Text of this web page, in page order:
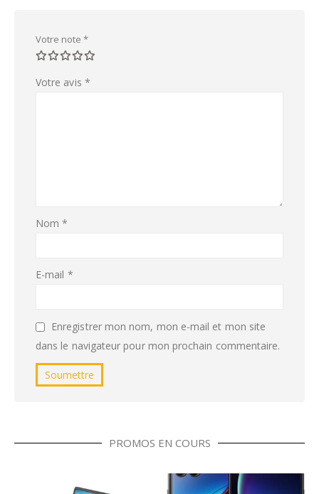
Votre note *
Votre avis *
Nom*
E-mail *
Enregistrer mon nom, mon e-mail et mon site
dans le navigateur pour mon prochain commentaire.
PROMOS EN COURS